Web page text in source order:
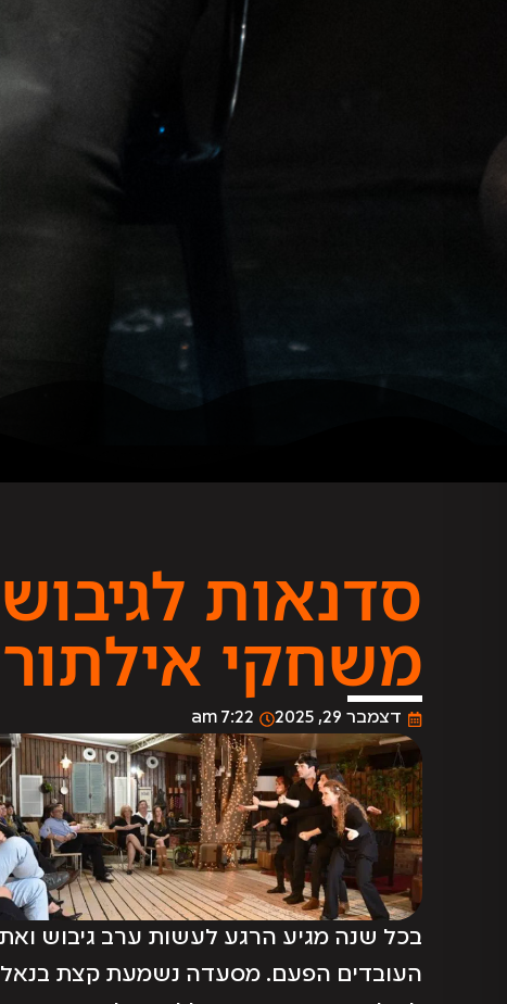
סדנאות
משחקי אילתור
דצמבר 29, 2025 7:22 am
בכל שנה מגיע הרגע לעשות ערב גיבוש
העובדים הפעם. מסעדה נשמעת קצת בנאלי